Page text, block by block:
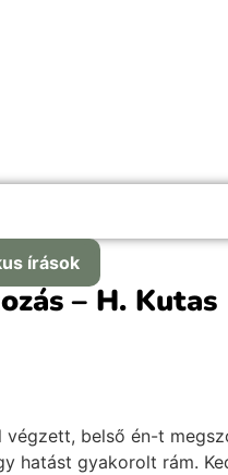
írások
– H. Kutas
végzett, belső én-t
hatást gyakorolt rám.